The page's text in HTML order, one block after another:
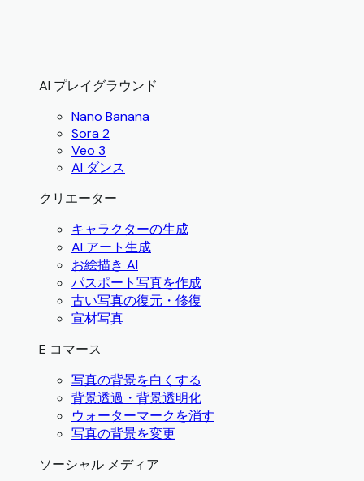
AI プレイグラウンド
Nano Banana
Sora 2
Veo 3
AI ダンス
クリエーター
キャラクターの生成
AI アート生成
お絵描き AI
パスポート写真を作成
古い写真の復元・修復
宣材写真
E コマース
写真の背景を白くする
背景透過・背景透明化
ウォーターマークを消す
写真の背景を変更
ソーシャル メディア